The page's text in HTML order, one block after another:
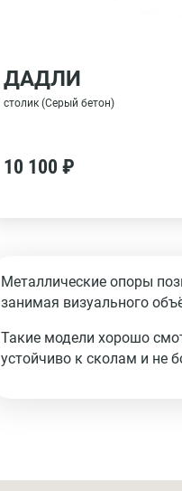
ДАДЛИ
столик (Серый бетон)
10 100 ₽
Металлические опоры
занимая визуального
Такие модели хорошо
устойчиво к сколам и не